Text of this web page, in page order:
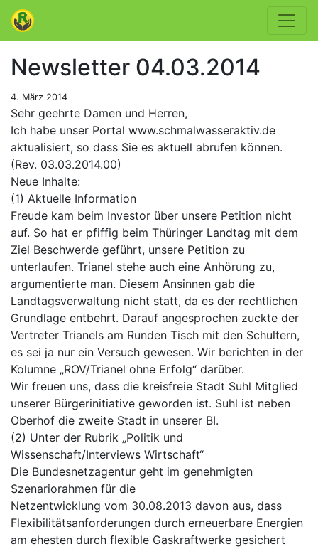
Newsletter 04.03.2014
4. März 2014
Sehr geehrte Damen und Herren,
Ich habe unser Portal www.schmalwasser­aktiv.de
aktualisiert, so dass Sie es aktuell abrufen können.
(Rev. 03.03.2014.00)
Neue Inhalte:
(1) Aktuelle Information
Freude kam beim Investor über unsere Petition nicht
auf. So hat er pfiffig beim Thüringer Landtag mit dem
Ziel Beschwerde geführt, unsere Petition zu
unterlaufen. Trianel stehe auch eine Anhörung zu,
argumentierte man. Diesem Ansinnen gab die
Landtagsverwaltung nicht statt, da es der rechtlichen
Grundlage entbehrt. Darauf angesprochen zuckte der
Vertreter Trianels am Runden Tisch mit den Schultern,
es sei ja nur ein Versuch gewesen. Wir berichten in der
Kolumne „ROV/Trianel ohne Erfolg“ darüber.
Wir freuen uns, dass die kreisfreie Stadt Suhl Mitglied
unserer Bürgerinitiative geworden ist. Suhl ist neben
Oberhof die zweite Stadt in unserer BI.
(2) Unter der Rubrik „Politik und
Wissenschaft/Interviews Wirtschaft“
Die Bundesnetzagentur geht im genehmigten
Szenariorahmen für die
Netzentwicklung vom 30.08.2013 davon aus, dass
Flexibilitätsanforderungen durch erneuerbare Energien
am ehesten durch flexible Gaskraftwerke gesichert